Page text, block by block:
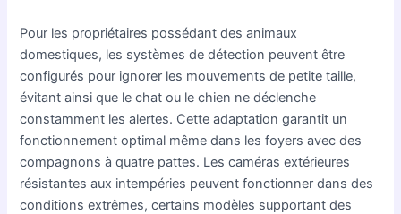
Pour les propriétaires possédant des animaux
domestiques, les systèmes de détection peuvent être
configurés pour ignorer les mouvements de petite taille,
évitant ainsi que le chat ou le chien ne déclenche
constamment les alertes. Cette adaptation garantit un
fonctionnement optimal même dans les foyers avec des
compagnons à quatre pattes. Les caméras extérieures
résistantes aux intempéries peuvent fonctionner dans des
conditions extrêmes, certains modèles supportant des